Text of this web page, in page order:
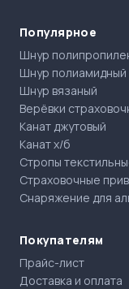
Популярное
Шнур
Шнур полиамидный
Шнур вязаный
Верёвки
Канат джутовый
Канат х/б
Стропы
Страховочные
Снаряжение для
Покупателям
Прайс-лист
Доставка и оплата